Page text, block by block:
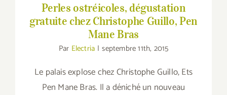
Perles ostréicoles, dégustation
gratuite chez Christophe Guillo, Pen
Mane Bras
Par Electria | septembre 11th, 2015
Le palais explose chez Christophe Guillo, Ets
Pen Mane Bras. Il a déniché un nouveau